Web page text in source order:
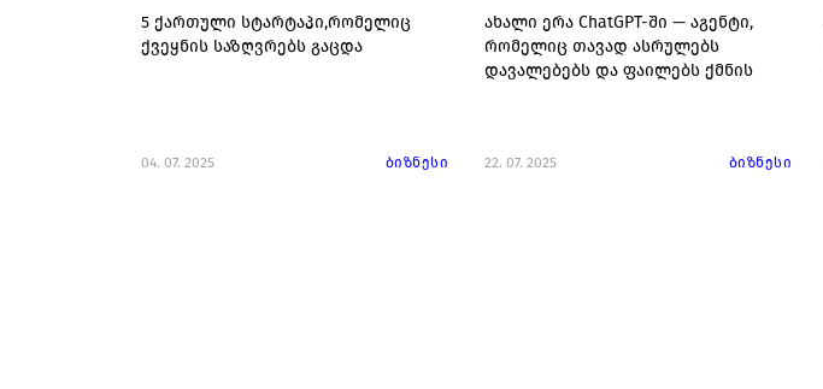
5 ქართული სტარტაპი,რომელიც
ქვეყნის საზღვრებს გაცდა
04. 07. 2025 ბიზნესი
ახალი ერა ChatGPT-ში — აგენტი,
რომელიც თავად ასრულებს
დავალებებს და ფაილებს ქმნის
22. 07. 2025 ბიზნესი